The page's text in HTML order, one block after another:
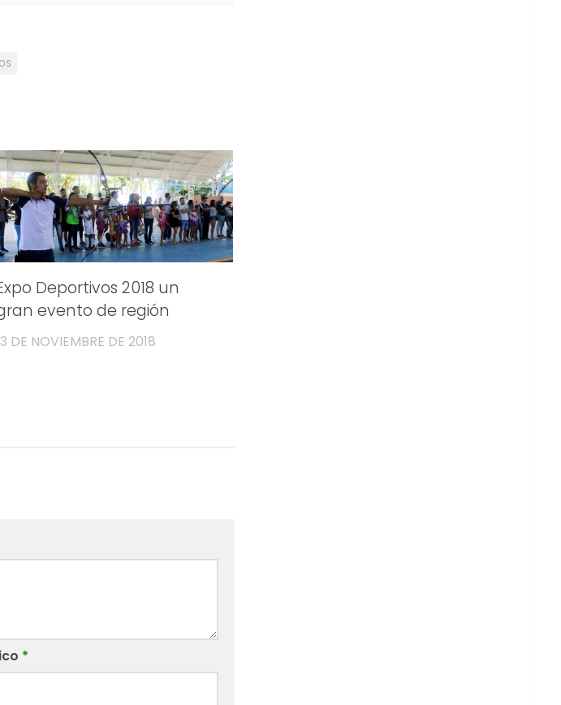
Deportivos 2018 un
evento de región
DE NOVIEMBRE DE 2018
*